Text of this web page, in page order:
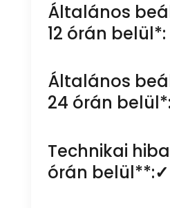
Általános
12 órán belül*:
Általános
24 órán belül*:
Technikai
órán belül**:✓